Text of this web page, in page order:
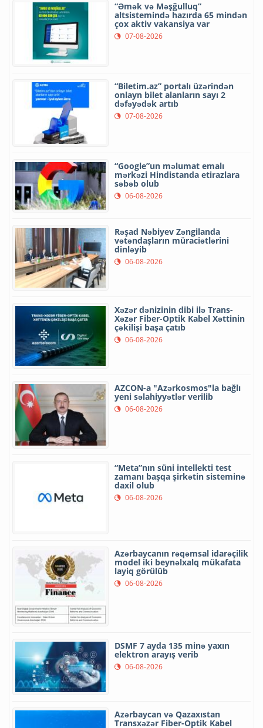
“Əmək və Məşğulluq”
altsistemində hazırda 65 mindən
çox aktiv vakansiya var
07-08-2026
“Biletim.az” portalı üzərindən
onlayn bilet alanların sayı 2
dəfəyədək artıb
07-08-2026
“Google”un məlumat emalı
mərkəzi Hindistanda etirazlara
səbəb olub
06-08-2026
Rəşad Nəbiyev Zəngilanda
vətəndaşların müraciətlərini
dinləyib
06-08-2026
Xəzər dənizinin dibi ilə Trans-
Xəzər Fiber-Optik Kabel Xəttinin
çəkilişi başa çatıb
06-08-2026
AZCON-a "Azərkosmos"la bağlı
yeni səlahiyyətlər verilib
06-08-2026
“Meta”nın süni intellekti test
zamanı başqa şirkətin sisteminə
daxil olub
06-08-2026
Azərbaycanın rəqəmsal idarəçilik
model iki beynəlxalq mükafata
layiq görülüb
06-08-2026
DSMF 7 ayda 135 minə yaxın
elektron arayış verib
06-08-2026
Azərbaycan və Qazaxıstan
Transxəzər Fiber-Optik Kabel